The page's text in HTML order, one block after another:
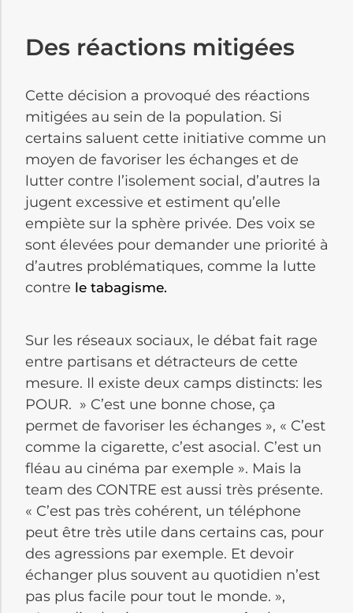
Des réactions mitigées
Cette décision a provoqué des réactions
mitigées au sein de la population. Si
certains saluent cette initiative comme un
moyen de favoriser les échanges et de
lutter contre l’isolement social, d’autres la
jugent excessive et estiment qu’elle
empiète sur la sphère privée. Des voix se
sont élevées pour demander une priorité à
d’autres problématiques, comme la lutte
contre le tabagisme.
Sur les réseaux sociaux, le débat fait rage
entre partisans et détracteurs de cette
mesure. Il existe deux camps distincts: les
POUR. » C’est une bonne chose, ça
permet de favoriser les échanges », « C’est
comme la cigarette, c’est asocial. C’est un
fléau au cinéma par exemple ». Mais la
team des CONTRE est aussi très présente.
« C’est pas très cohérent, un téléphone
peut être très utile dans certains cas, pour
des agressions par exemple. Et devoir
échanger plus souvent au quotidien n’est
pas plus facile pour tout le monde. »,